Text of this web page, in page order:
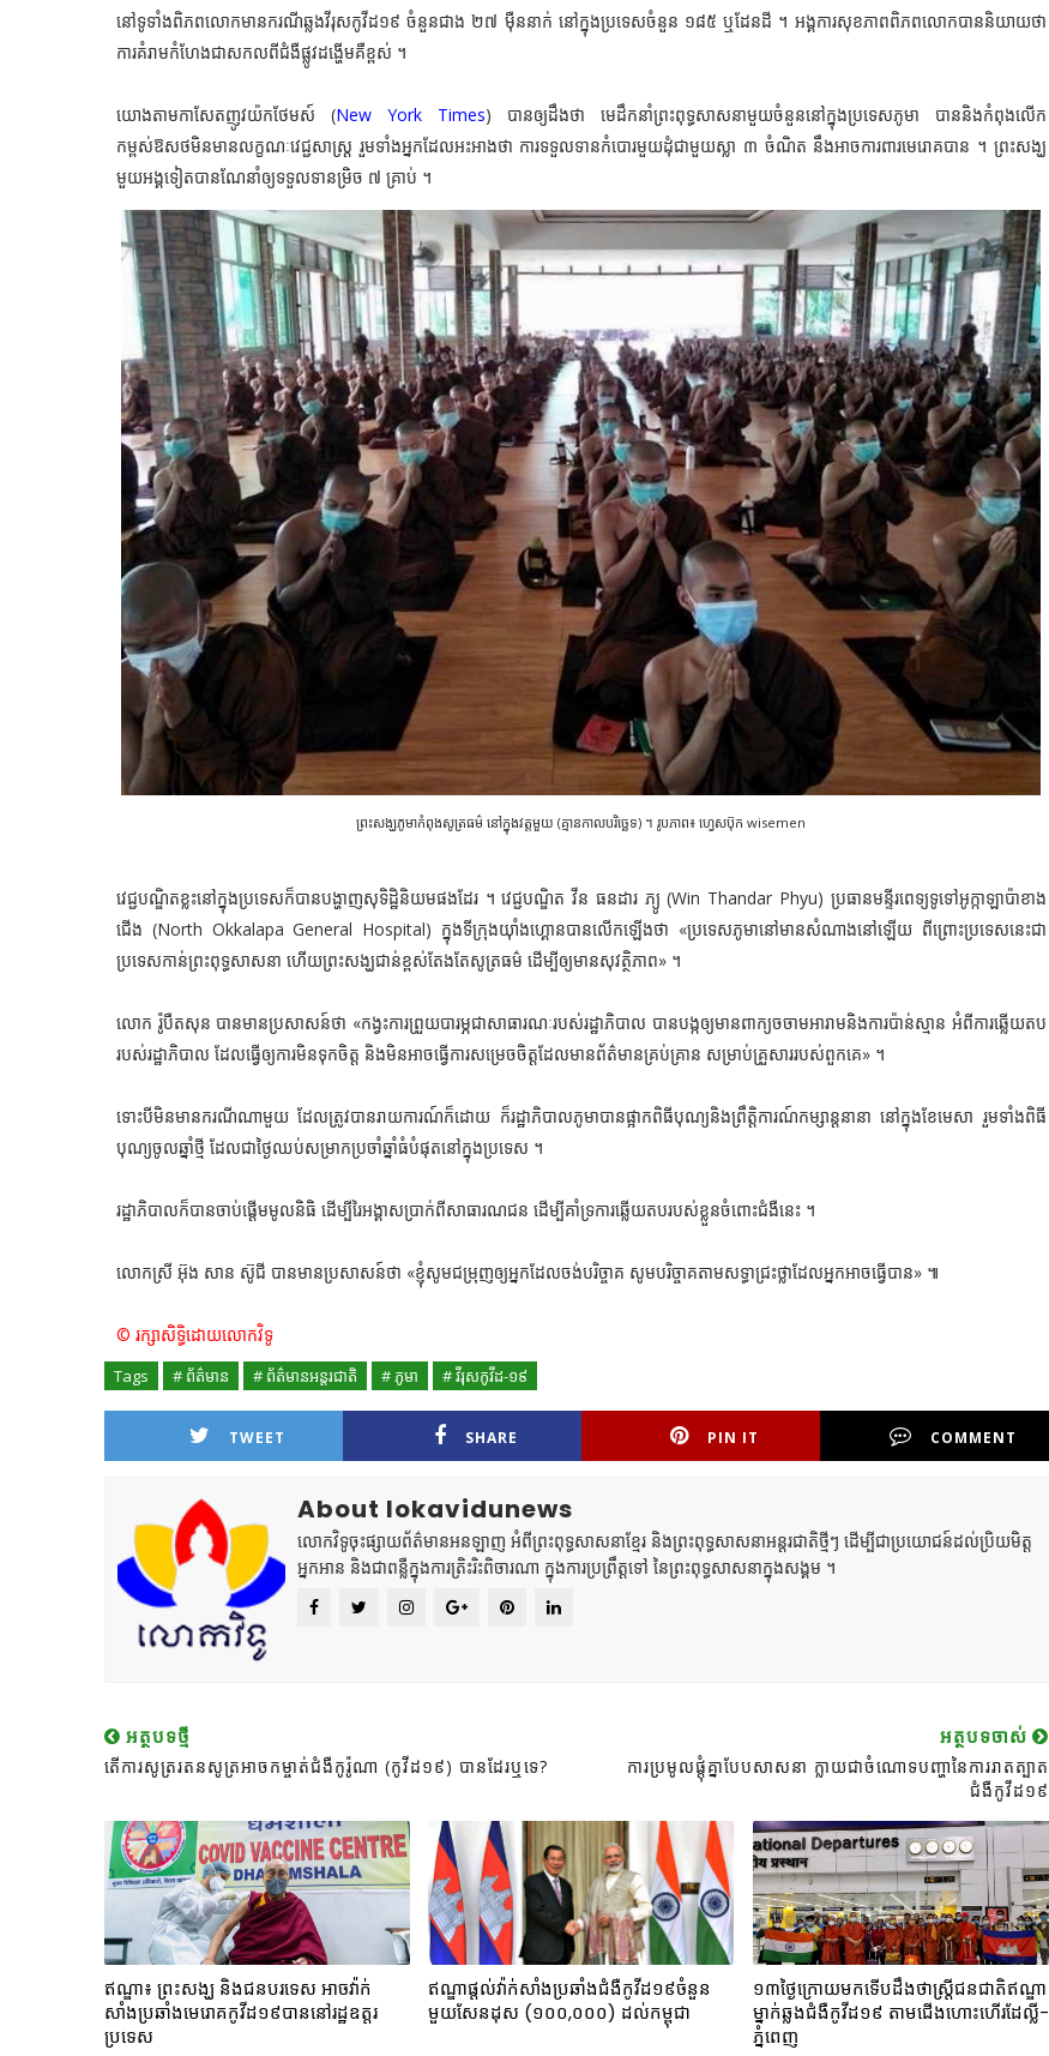
នៅទូទាំងពិភពលោកមានករណីឆ្លងវីរុសកូវីដ១៩ ចំនួនជាង ២៧ ម៉ឺននាក់ នៅក្នុងប្រទេសចំនួន ១៨៥ ឬដែនដី ។ អង្គការសុខភាពពិភពលោកបាននិយាយថា
ការគំរាមកំហែងជាសកលពីជំងឺផ្លូវដង្ហើមគឺខ្ពស់ ។
យោងតាមកាសែតញូវយ៉កថែមស៍ (New York Times) បានឲ្យដឹងថា មេដឹកនាំព្រះពុទ្ធសាសនាមួយចំនួននៅក្នុងប្រទេសភូមា បាននិងកំពុងលើក
កម្ពស់ឱសថមិនមានលក្ខណៈវេជ្ជសាស្ត្រ រួមទាំងអ្នកដែលអះអាងថា ការទទួលទានកំបោរមួយដុំជាមួយស្លា ៣ ចំណិត នឹងអាចការពារមេរោគបាន ។ ព្រះសង្ឃ
មួយអង្គទៀតបានណែនាំឲ្យទទួលទានម្រិច ៧ គ្រាប់ ។
ព្រះសង្ឃភូមាកំពុងសូត្រធម៌ នៅក្នុងវត្តមួយ (គ្មានកាលបរិច្ឆេទ) ។ រូបភាព៖ ហ្វេសប៊ុក wisemen
វេជ្ជបណ្ឌិតខ្លះនៅក្នុងប្រទេសក៏បានបង្ហាញសុទិដ្ឋិនិយមផងដែរ ។ វេជ្ជបណ្ឌិត វីន ធនដារ ភ្យូ (Win Thandar Phyu) ប្រធានមន្ទីរពេទ្យទូទៅអូក្កាឡាប៉ាខាង
ជើង (North Okkalapa General Hospital) ក្នុងទីក្រុងយ៉ាំងហ្គោនបានលើកឡើងថា «ប្រទេសភូមានៅមានសំណាងនៅឡើយ ពីព្រោះប្រទេសនេះជា
ប្រទេសកាន់ព្រះពុទ្ធសាសនា ហើយព្រះសង្ឃជាន់ខ្ពស់តែងតែសូត្រធម៌ ដើម្បីឲ្យមានសុវត្ថិភាព» ។
លោក រ៉ូបឺតសុន បានមានប្រសាសន៍ថា «កង្វះការព្រួយបារម្ភជាសាធារណៈរបស់រដ្ឋាភិបាល បានបង្កឲ្យមានពាក្យចចាមអារាមនិងការប៉ាន់ស្មាន អំពីការឆ្លើយតប
របស់រដ្ឋាភិបាល ដែលធ្វើឲ្យការមិនទុកចិត្ត និងមិនអាចធ្វើការសម្រេចចិត្តដែលមានព័ត៌មានគ្រប់គ្រាន សម្រាប់គ្រួសាររបស់ពួកគេ» ។
ទោះបីមិនមានករណីណាមួយ ដែលត្រូវបានរាយការណ៍ក៏ដោយ ក៏រដ្ឋាភិបាលភូមាបានផ្អាកពិធីបុណ្យនិងព្រឹត្តិការណ៍កម្សាន្តនានា នៅក្នុងខែមេសា រួមទាំងពិធី
បុណ្យចូលឆ្នាំថ្មី ដែលជាថ្ងៃឈប់សម្រាកប្រចាំឆ្នាំធំបំផុតនៅក្នុងប្រទេស ។
រដ្ឋាភិបាលក៏បានចាប់ផ្តើមមូលនិធិ ដើម្បីរៃអង្គាសប្រាក់ពីសាធារណជន ដើម្បីគាំទ្រការឆ្លើយតបរបស់ខ្លួនចំពោះជំងឺនេះ ។
លោកស្រី អ៊ុង សាន ស៊ូជី បានមានប្រសាសន៍ថា «ខ្ញុំសូមជម្រុញឲ្យអ្នកដែលចង់បរិច្ចាគ សូមបរិច្ចាគតាមសទ្ធាជ្រះថ្លាដែលអ្នកអាចធ្វើបាន» ៕
© រក្សាសិទ្ធិដោយលោកវិទូ
Tags # ព័ត៌មាន # ព័ត៌មានអន្តរជាតិ # ភូមា # វីរុសកូវីដ-១៩
TWEET SHARE PIN IT COMMENT
About lokavidunews
លោកវិទូចុះផ្សាយព័ត៌មានអនឡាញ អំពីព្រះពុទ្ធសាសនាខ្មែរ និងព្រះពុទ្ធសាសនាអន្តរជាតិថ្មីៗ ដើម្បីជាប្រយោជន៍ដល់ប្រិយមិត្ត
អ្នកអាន និងជាពន្លឺក្នុងការត្រិះរិះពិចារណា ក្នុងការប្រព្រឹត្តទៅ នៃព្រះពុទ្ធសាសនាក្នុងសង្គម ។
អត្ថបទថ្មី
តើការសូត្ររតនសូត្រអាចកម្ចាត់ជំងឺកូរ៉ូណា (កូវីដ១៩) បានដែរឬទេ?
អត្ថបទចាស់
ការប្រមូលផ្តុំគ្នាបែបសាសនា ក្លាយជាចំណោទបញ្ហានៃការរាតត្បាត
ជំងឺកូវីដ១៩
ឥណ្ឌា៖ ព្រះសង្ឃ និងជនបរទេស អាចវ៉ាក់
សាំងប្រឆាំងមេរោគកូវីដ១៩បាននៅរដ្ឋឧត្តរ
ប្រទេស
ឥណ្ឌាផ្ដល់វ៉ាក់សាំងប្រឆាំងជំងឺកូវីដ១៩ចំនួន
មួយសែនដុស (១០០,០០០) ​ដល់កម្ពុជា
១៣ថ្ងៃក្រោយមកទើបដឹងថាស្ត្រីជនជាតិឥណ្ឌា
ម្នាក់ឆ្លងជំងឺកូវីដ១៩ តាមជើងហោះហើរដែល្លី-
ភ្នំពេញ